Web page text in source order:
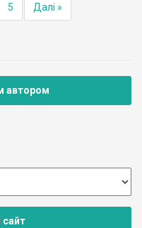
5 Далі »
автором
сайт